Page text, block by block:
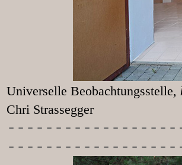
Universelle Beobachtungsstelle
Chri Strassegger
-----------